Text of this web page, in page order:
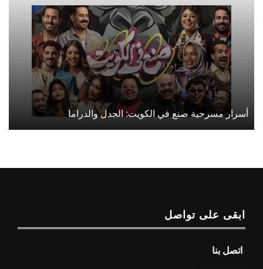
أسرار مسرحية صنع في الكويت: الجدل والدراما
ابقى على تواصل
اتصل بنا